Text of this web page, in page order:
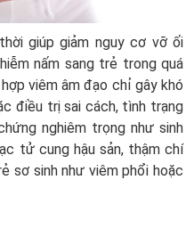
giúp giảm nguy cơ vỡ ối
nấm sang trẻ trong quá
viêm âm đạo chỉ gây khó
điều trị sai cách, tình trạng
nghiêm trọng như sinh
tử cung hậu sản, thậm chí
sơ sinh như viêm phổi hoặc